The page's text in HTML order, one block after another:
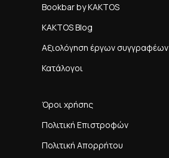
Bookbar by KAKTOS
KAKTOS Blog
Αξιολόγηση έργων συγγραφέων
Κατάλογοι
Όροι χρήσης
Πολιτική Επιστροφών
Πολιτική Απορρήτου